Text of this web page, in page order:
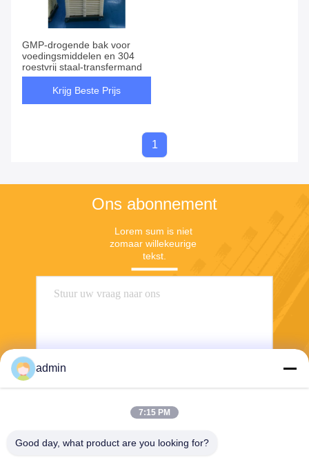
GMP-drogende bak voor
voedingsmiddelen en 304
roestvrij staal-transfermand
Krijg Beste Prijs
1
Ons abonnement
Lorem sum is niet
zomaar willekeurige
tekst.
admin
7:15 PM
Good day, what product are you looking for?